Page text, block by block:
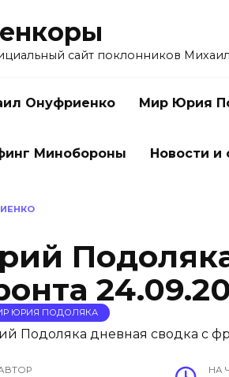
сайт поклонников
Онуфриенко Мир Юрия
Минобороны Новости и
ЮРИЯ ПОДОЛЯКА
НА